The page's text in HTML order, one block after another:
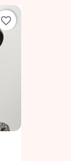
favorite_border